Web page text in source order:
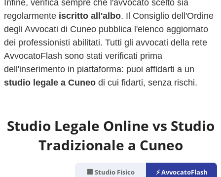
Infine, verifica sempre che l'avvocato scelto sia
regolarmente iscritto all'albo. Il Consiglio dell'Ordine
degli Avvocati di Cuneo pubblica l'elenco aggiornato
dei professionisti abilitati. Tutti gli avvocati della rete
AvvocatoFlash sono stati verificati prima
dell'inserimento in piattaforma: puoi affidarti a un
studio legale a Cuneo di cui fidarti, senza rischi.
Studio Legale Online vs Studio
Tradizionale a Cuneo
🏢 Studio Fisico ⚡ AvvocatoFlash